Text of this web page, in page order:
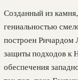
Созданный из
гениальностью
построен Ричардом
защиты подходов к
обеспечения